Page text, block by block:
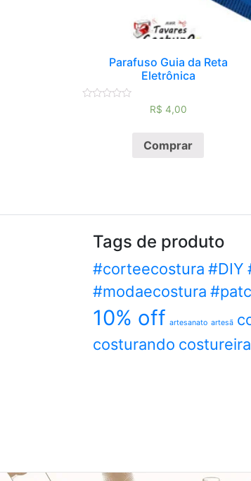
Parafuso Guia da Reta
Eletrônica
R$ 4,00
Comprar
Tags de produto
#corteecostura #DIY
#modaecostura
10% off artesanato artesã
costurando costureira